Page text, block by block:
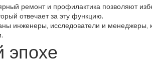
ремонт и профилактика позволяют
отвечает за эту функцию.
инженеры, исследователи и
эпохе